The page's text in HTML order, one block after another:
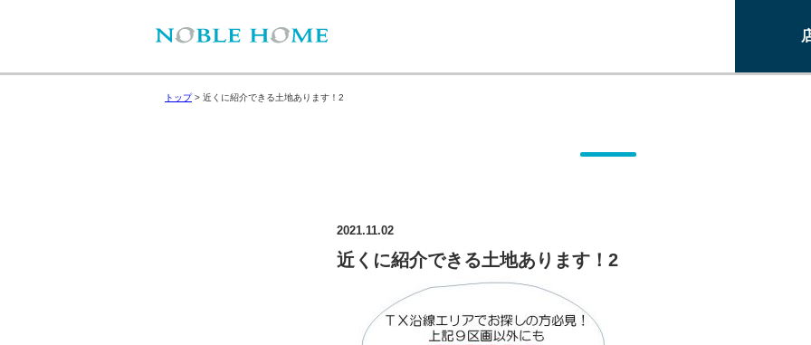
トップ> 近くに紹介できる土地あります！2
2021.11.02
近くに紹介できる土地あります！2